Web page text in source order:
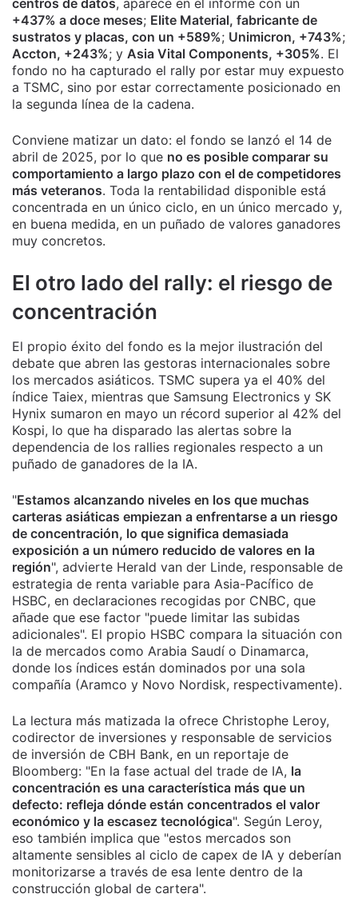
centros de datos, aparece en el informe con un
+437% a doce meses; Elite Material, fabricante de
sustratos y placas, con un +589%; Unimicron, +743%;
Accton, +243%; y Asia Vital Components, +305%. El
fondo no ha capturado el rally por estar muy expuesto
a TSMC, sino por estar correctamente posicionado en
la segunda línea de la cadena.
Conviene matizar un dato: el fondo se lanzó el 14 de
abril de 2025, por lo que no es posible comparar su
comportamiento a largo plazo con el de competidores
más veteranos. Toda la rentabilidad disponible está
concentrada en un único ciclo, en un único mercado y,
en buena medida, en un puñado de valores ganadores
muy concretos.
El otro lado del rally: el riesgo de
concentración
El propio éxito del fondo es la mejor ilustración del
debate que abren las gestoras internacionales sobre
los mercados asiáticos. TSMC supera ya el 40% del
índice Taiex, mientras que Samsung Electronics y SK
Hynix sumaron en mayo un récord superior al 42% del
Kospi, lo que ha disparado las alertas sobre la
dependencia de los rallies regionales respecto a un
puñado de ganadores de la IA.
"Estamos alcanzando niveles en los que muchas
carteras asiáticas empiezan a enfrentarse a un riesgo
de concentración, lo que significa demasiada
exposición a un número reducido de valores en la
región", advierte Herald van der Linde, responsable de
estrategia de renta variable para Asia-Pacífico de
HSBC, en declaraciones recogidas por CNBC, que
añade que ese factor "puede limitar las subidas
adicionales". El propio HSBC compara la situación con
la de mercados como Arabia Saudí o Dinamarca,
donde los índices están dominados por una sola
compañía (Aramco y Novo Nordisk, respectivamente).
La lectura más matizada la ofrece Christophe Leroy,
codirector de inversiones y responsable de servicios
de inversión de CBH Bank, en un reportaje de
Bloomberg: "En la fase actual del trade de IA, la
concentración es una característica más que un
defecto: refleja dónde están concentrados el valor
económico y la escasez tecnológica". Según Leroy,
eso también implica que "estos mercados son
altamente sensibles al ciclo de capex de IA y deberían
monitorizarse a través de esa lente dentro de la
construcción global de cartera".